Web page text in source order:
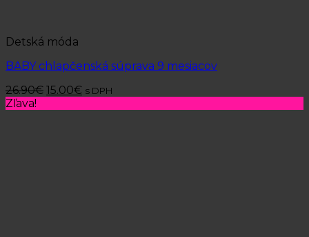
Detská móda
BABY chlapčenská súprava 9 mesiacov
26.90€ 15.00€ s DPH
Zľava!